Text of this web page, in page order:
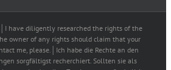
have diligently researched the rights of the
owner of any rights should claim that your
me, please.│Ich habe die Rechte an den
sorgfältigst recherchiert. Sollten sie als